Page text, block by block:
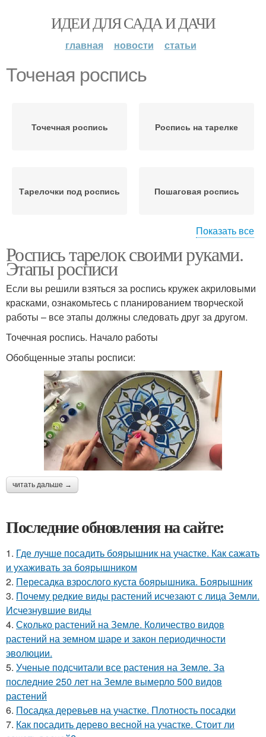
ИДЕИ ДЛЯ САДА И ДАЧИ
главная новости статьи
Точеная роспись
Точечная роспись Роспись на тарелке
Тарелочки под роспись Пошаговая роспись
Хохломская роспись Роспись на посуде
Показать все
Роспись тарелок своими руками.
Этапы росписи
Если вы решили взяться за роспись кружек акриловыми
красками, ознакомьтесь с планированием творческой
работы – все этапы должны следовать друг за другом.
Точечная роспись. Начало работы
Обобщенные этапы росписи:
читать дальше →
Последние обновления на сайте:
1. Где лучше посадить боярышник на участке. Как сажать
и ухаживать за боярышником
2. Пересадка взрослого куста боярышника. Боярышник
3. Почему редкие виды растений исчезают с лица Земли.
Исчезнувшие виды
4. Сколько растений на Земле. Количество видов
растений на земном шаре и закон периодичности
эволюции.
5. Ученые подсчитали все растения на Земле. За
последние 250 лет на Земле вымерло 500 видов
растений
6. Посадка деревьев на участке. Плотность посадки
7. Как посадить дерево весной на участке. Стоит ли